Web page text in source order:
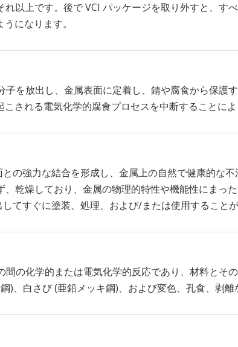
以上です。後で VCI パッケージを取り外すと、す
になります。
子を放出し、金属表面に定着し、錆や腐食から保護
される電気化学的腐食プロセスを中断することによ
の強力な結合を形成し、金属上の自然で健康的な
、乾燥しており、金属の物理的特性や機能性にまっ
てすぐに塗装、処理、および/または使用することが
間の化学的または電気化学的反応であり、材料と
)、白さび (亜鉛メッキ鋼)、および変色、孔食、剥